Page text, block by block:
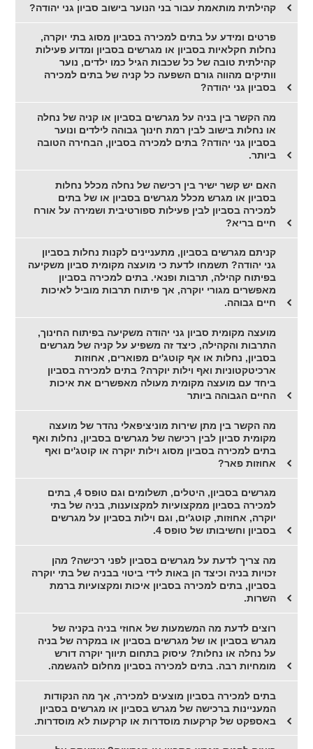
קהילתית מותאמת עבור בני הנוער בישוב סביון גני יהודה?
פרטים ומידע על בתים למכירה בסביון מסוג בתי יוקרה,
נחלות חקלאיות בסביון או מגרשים בסביון ומדוע פעילות
קהילתית טובה של כל שכבות הגיל כמו ילדים, נוער
וותיקים מהווה גורם השפעה כל קניה של בתים למכירה
בסביון גני יהודה?
מה הקשר בין בניה על מגרשים בסביון או קניה של נחלה
או נחלות בישוב לבין רמת חינוך גבוהה לילדים ונוער
בסביון גני יהודה? בתים למכירה בסביון, הבחירה הטובה
ביותר.
האם יש קשר ישיר בין רכישה של נחלה מכלל נחלות
בסביון או מגרש מכלל מגרשים בסביון או של בתים
למכירה בסביון לבין פעילות ספורטיבית ושמירה על אורח
חיים בריא?
קניתם מגרשים בסביון, מתעניינים לקנות נחלות בסביון
גני יהודה? תשמחו לדעת כי מועצה מקומית סביון משקיעה
בפיתוח קהילה, תרבות ופנאי. בתים למכירה בסביון
מאפשרים מגורי יוקרה, אך פיתוח תרבות מוביל לאיכות
חיים גבוהה.
מועצה מקומית סביון גני יהודה משקיעה בפיתוח החינוך,
התרבות והקהילה, כיצד זה משפיע על קניה של מגרשים
בסביון, נחלות או אף קוטג'ים מפוארים, אחוזות
ארכיטקטוניות ואף וילות יוקרה? בתים למכירה בסביון
ביחד עם מועצה מקומית מעולה מאפשרים את איכות
החיים הגבוהה ביותר
מה הקשר בין מתן שירות מוניציפאלי נהדר של מועצה
מקומית סביון לבין רכישה של מגרשים בסביון, נחלות ואף
בתים למכירה בסביון מסוג וילות יוקרה או קוטג'ים ואף
אחוזות פאר?
מגרשים בסביון, היטלים, תשלומים וגם טופס 4, בתים
למכירה בסביון ממקצועיות למקצוענות, בניה של בתי
יוקרה, אחוזות, קוטג'ים, וגם וילות בסביון על מגרשים
בסביון וחשיבותו של טופס 4.
מה צריך לדעת על מגרשים בסביון לפני רכישה? מהן
זכויות בניה וכיצד הן באות לידי ביטוי בבניה של בתי יוקרה
בסביון, בתים למכירה בסביון איכות ומקצועיות ברמת
השרות.
רוצים לדעת מה המשמעות של אחוזי בניה בקניה של
מגרש בסביון או של מגרשים בסביון או במקרה של בניה
על נחלה או נחלות? עיסוק בתחום תיווך יוקרה דורש
מומחיות רבה. בתים למכירה בסביון מחלום להגשמה.
בתים למכירה בסביון מוצעים למכירה, אך מה הנקודות
המעניינות ברכישה של מגרש בסביון או מגרשים בסביון
באספקט של קרקעות מוסדרות או קרקעות לא מוסדרות.